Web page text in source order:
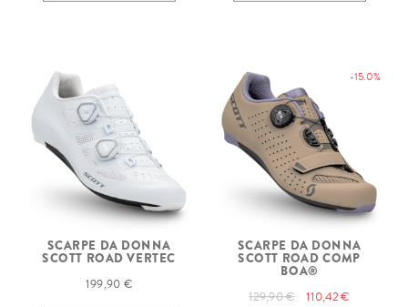
SCARPE DA DONNA
SCOTT ROAD VERTEC
199,90 €
-15.0%
SCARPE DA DONNA
SCOTT ROAD COMP
BOA®
129,90 € 110,42 €